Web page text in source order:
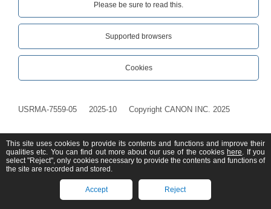
Please be sure to read this.‎
Supported browsers
Cookies
USRMA-7559-05 2025-10 Copyright CANON INC. 2025
This site uses cookies to provide its contents and functions and improve their
qualities etc. You can find out more about our use of the cookies here. If you
select "Reject", only cookies necessary to provide the contents and functions of
the site are recorded and stored.
Accept Reject